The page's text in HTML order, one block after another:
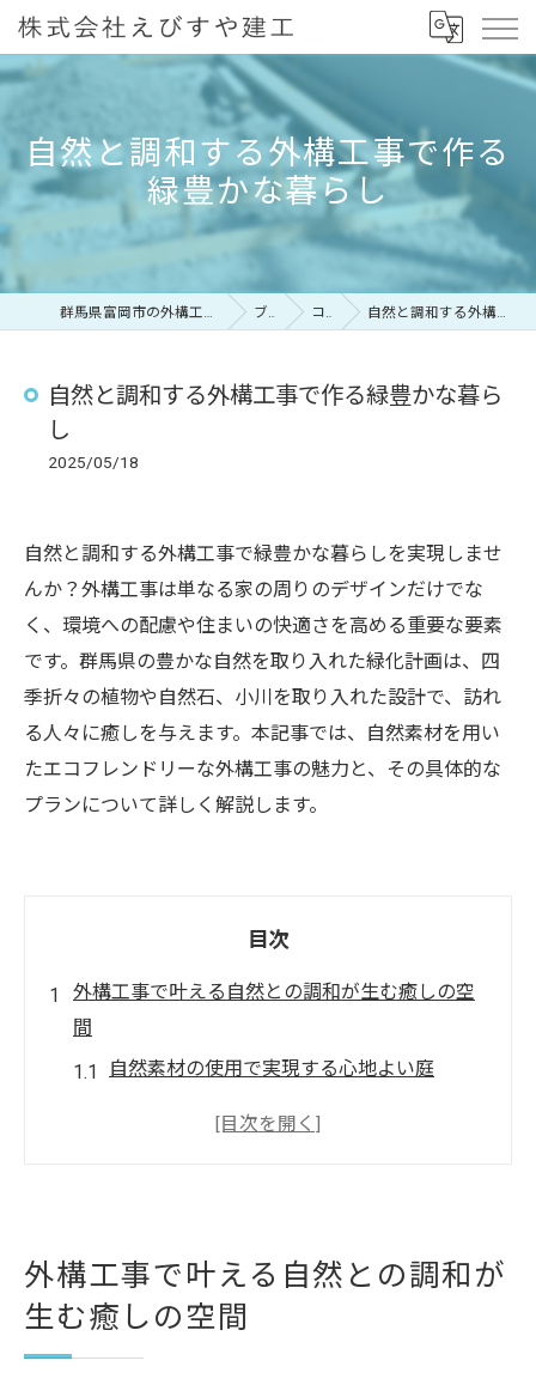
自然と調和する外構工事で作る
緑豊かな暮らし
群馬県富岡市の外構工事なら株式会社えびすや建工 ブログ コラム 自然と調和する外構工事で作る緑豊かな暮らし
自然と調和する外構工事で作る緑豊かな暮ら
し
2025/05/18
自然と調和する外構工事で緑豊かな暮らしを実現しませ
んか？外構工事は単なる家の周りのデザインだけでな
く、環境への配慮や住まいの快適さを高める重要な要素
です。群馬県の豊かな自然を取り入れた緑化計画は、四
季折々の植物や自然石、小川を取り入れた設計で、訪れ
る人々に癒しを与えます。本記事では、自然素材を用い
たエコフレンドリーな外構工事の魅力と、その具体的な
プランについて詳しく解説します。
目次
外構工事で叶える自然との調和が生む癒しの空
間
自然素材の使用で実現する心地よい庭
群馬県の気候に適した植物の選び方
雨水を利用した持続可能な庭のアイデア
緑化外構工事の魅力豊かな自然が日常に彩りを
外構工事で叶える自然との調和が
生む癒しの空間